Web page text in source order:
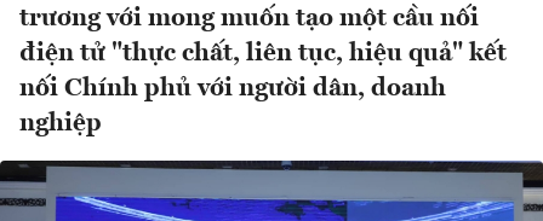
trương với mong muốn tạo một cầu nối
điện tử "thực chất, liên tục, hiệu quả" kết
nối Chính phủ với người dân, doanh
nghiệp